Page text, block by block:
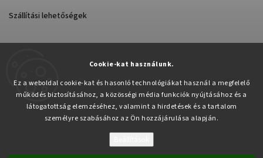
Cookie-kat használunk.
Ez a weboldal cookie-kat és hasonló technológiákat használ a megfelelő
működés biztosításához, a közösségi média funkciók nyújtásához és a
látogatottság elemzéséhez, valamint a hirdetések és a tartalom
személyre szabásához az Ön hozzájárulása alapján.
Szállítási lehetőségek
Copyright 2026Pabex.hu. Minden jog fenntartva.